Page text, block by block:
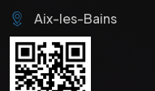
Aix-les-Bains